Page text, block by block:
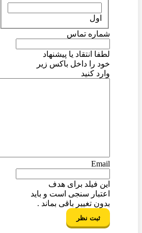
شماره تماس
لطفا انتقاد یا پیشنهاد
خود را داخل باکس زیر
وارد کنید
Email
این فیلد برای هدف
اعتبار سنجی است و باید
بدون تغییر باقی بماند .